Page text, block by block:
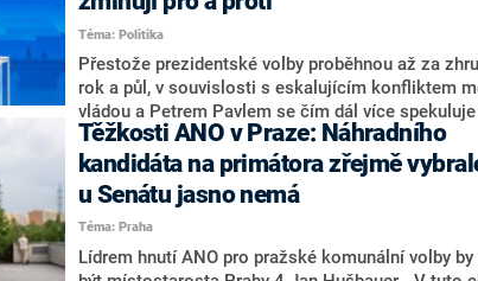
Tejce (za ANO) či vládní zmocněnkyně pro lidská
práva Taťány Malé (ANO). Označením „svoloč“ na
adresu vlády prý byla ještě hodná. Decroix se také
vrátila k volební porážce koalice Spolu či
hnutí Naše Česko Martina Kuby.
Téma: Politika
Přestože prezidentské volby proběhnou až za
rok a půl, v souvislosti s eskalujícím konfliktem
vládou a Petrem Pavlem se čím dál více
tom, koho by do bitvy o Hrad mohla vyslat
koalice. Někteří političtí komentátoři znovu
jméno premiéra Andreje Babiše (ANO). Jak moc je
pravděpodobné, že se v prezidentských volbách
bude znovu opakovat souboj z roku 2023?
Těžkosti ANO v Praze: Náhradního
kandidáta na primátora zřejmě
u Senátu jasno nemá
Téma: Praha
Lídrem hnutí ANO pro pražské komunální volby by